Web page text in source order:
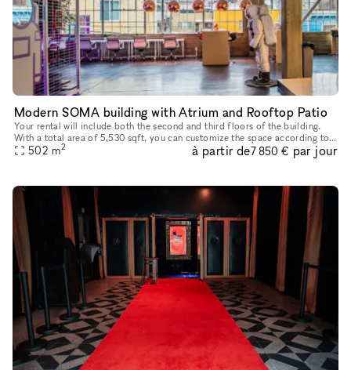
Modern SOMA building with Atrium and Rooftop Patio
Your rental will include both the second and third floors of the building.
With a total area of 5,530 sqft, you can customize the space according to
how you need it. The second floor, on the other ha
502 m2 à partir de7 850 € par jour